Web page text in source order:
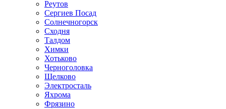
Реутов
Сергиев Посад
Солнечногорск
Сходня
Талдом
Химки
Хотьково
Черноголовка
Щелково
Электросталь
Яхрома
Фрязино